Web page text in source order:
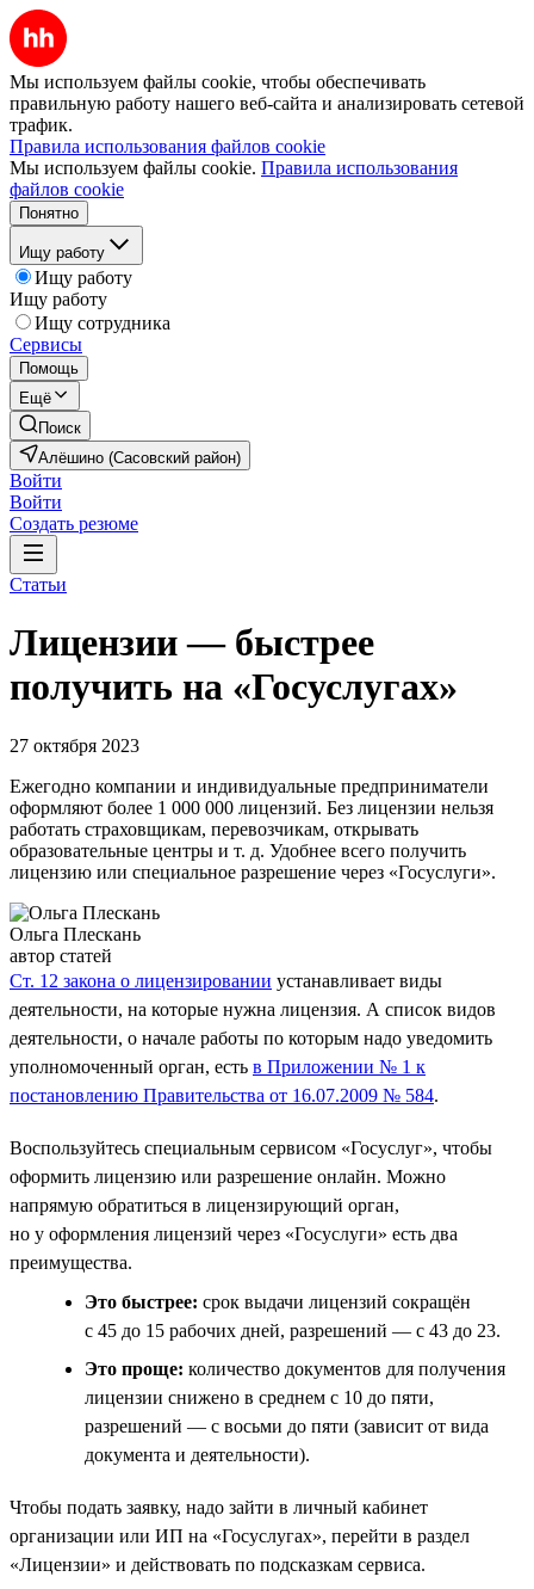
Мы используем файлы cookie, чтобы обеспечивать
правильную работу нашего веб-сайта и анализировать сетевой
трафик.
Правила использования файлов cookie
Мы используем файлы cookie. Правила использования
файлов cookie
Понятно
Ищу работу
Ищу работу
Ищу работу
Ищу сотрудника
Сервисы
Помощь
Ещё
Поиск
Алёшино (Сасовский район)
Войти
Войти
Создать резюме
Статьи
Лицензии — быстрее
получить на «Госуслугах»
27 октября 2023
Ежегодно компании и индивидуальные предприниматели
оформляют более 1 000 000 лицензий. Без лицензии нельзя
работать страховщикам, перевозчикам, открывать
образовательные центры и т. д. Удобнее всего получить
лицензию или специальное разрешение через «Госуслуги».
Ольга Плескань
автор статей
Ст. 12 закона о лицензировании устанавливает виды
деятельности, на которые нужна лицензия. А список видов
деятельности, о начале работы по которым надо уведомить
уполномоченный орган, есть в Приложении № 1 к
постановлению Правительства от 16.07.2009 № 584.
Воспользуйтесь специальным сервисом «Госуслуг», чтобы
оформить лицензию или разрешение онлайн. Можно
напрямую обратиться в лицензирующий орган,
но у оформления лицензий через «Госуслуги» есть два
преимущества.
Это быстрее: срок выдачи лицензий сокращён
с 45 до 15 рабочих дней, разрешений — с 43 до 23.
Это проще: количество документов для получения
лицензии снижено в среднем с 10 до пяти,
разрешений — с восьми до пяти (зависит от вида
документа и деятельности).
Чтобы подать заявку, надо зайти в личный кабинет
организации или ИП на «Госуслугах», перейти в раздел
«Лицензии» и действовать по подсказкам сервиса.